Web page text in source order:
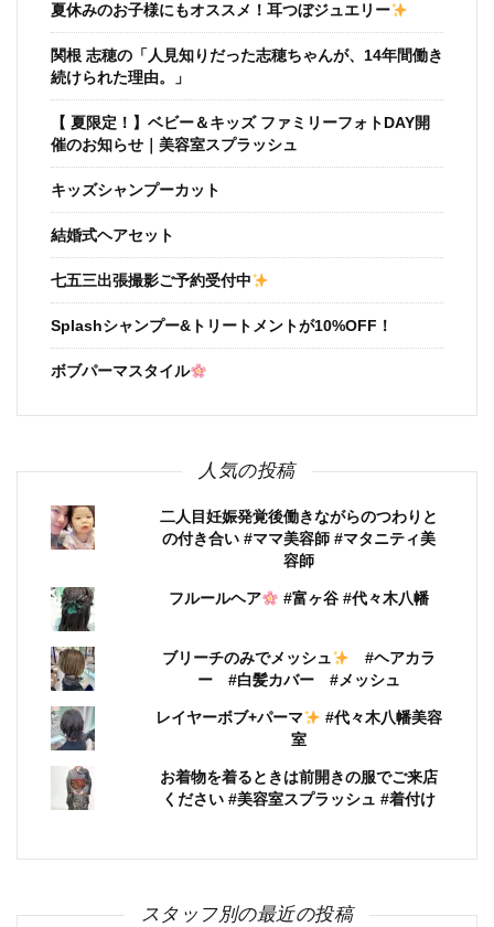
夏休みのお子様にもオススメ！耳つぼジュエリー
関根 志穂の「人見知りだった志穂ちゃんが、14年間働き
続けられた理由。」
【 夏限定！】ベビー＆キッズ ファミリーフォトDAY開
催のお知らせ｜美容室スプラッシュ
キッズシャンプーカット
結婚式ヘアセット
七五三出張撮影ご予約受付中
Splashシャンプー&トリートメントが10%OFF！
ボブパーマスタイル
人気の投稿
二人目妊娠発覚後働きながらのつわりと
の付き合い #ママ美容師 #マタニティ美
容師
フルールヘア #富ヶ谷 #代々木八幡
ブリーチのみでメッシュ
#ヘアカラ
ー #白髪カバー #メッシュ
レイヤーボブ+パーマ
#代々木八幡美容
室
お着物を着るときは前開きの服でご来店
ください #美容室スプラッシュ #着付け
スタッフ別の最近の投稿